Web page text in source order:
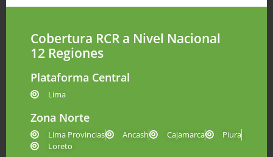
Cobertura RCR a Nivel Nacional
12 Regiones
Plataforma Central
Lima
Zona Norte
Lima Provincias Ancash Cajamarca
Piura
Loreto